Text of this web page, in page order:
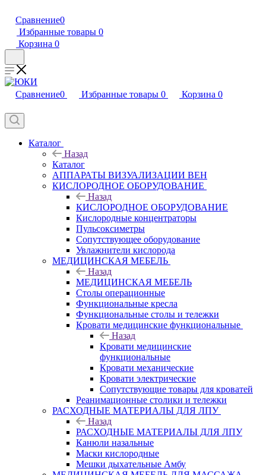
Сравнение0
Избранные товары 0
Корзина 0
Сравнение0 Избранные товары 0 Корзина 0
Каталог
Назад
Каталог
АППАРАТЫ ВИЗУАЛИЗАЦИИ ВЕН
КИСЛОРОДНОЕ ОБОРУДОВАНИЕ
Назад
КИСЛОРОДНОЕ ОБОРУДОВАНИЕ
Кислородные концентраторы
Пульсоксиметры
Сопутствующее оборудование
Увлажнители кислорода
МЕДИЦИНСКАЯ МЕБЕЛЬ
Назад
МЕДИЦИНСКАЯ МЕБЕЛЬ
Столы операционные
Функциональные кресла
Функциональные столы и тележки
Кровати медицинские функциональные
Назад
Кровати медицинские
функциональные
Кровати механические
Кровати электрические
Сопутствующие товары для кроватей
Реанимационные столики и тележки
РАСХОДНЫЕ МАТЕРИАЛЫ ДЛЯ ЛПУ
Назад
РАСХОДНЫЕ МАТЕРИАЛЫ ДЛЯ ЛПУ
Канюли назальные
Маски кислородные
Мешки дыхательные Амбу